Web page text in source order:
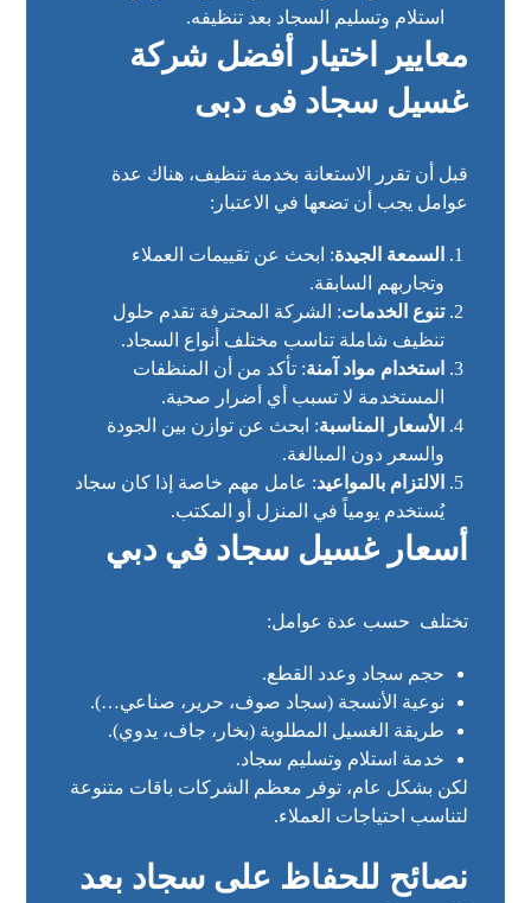
استلام وتسليم السجاد بعد تنظيفه.
معايير اختيار أفضل شركة
غسيل سجاد فى دبى
قبل أن تقرر الاستعانة بخدمة تنظيف، هناك عدة
عوامل يجب أن تضعها في الاعتبار:
السمعة الجيدة: ابحث عن تقييمات العملاء
وتجاربهم السابقة.
تنوع الخدمات: الشركة المحترفة تقدم حلول
تنظيف شاملة تناسب مختلف أنواع السجاد.
استخدام مواد آمنة: تأكد من أن المنظفات
المستخدمة لا تسبب أي أضرار صحية.
الأسعار المناسبة: ابحث عن توازن بين الجودة
والسعر دون المبالغة.
الالتزام بالمواعيد: عامل مهم خاصة إذا كان سجاد
يُستخدم يومياً في المنزل أو المكتب.
أسعار غسيل سجاد في دبي
تختلف حسب عدة عوامل:
حجم سجاد وعدد القطع.
نوعية الأنسجة (سجاد صوف، حرير، صناعي…).
طريقة الغسيل المطلوبة (بخار، جاف، يدوي).
خدمة استلام وتسليم سجاد.
لكن بشكل عام، توفر معظم الشركات باقات متنوعة
لتناسب احتياجات العملاء.
نصائح للحفاظ على سجاد بعد